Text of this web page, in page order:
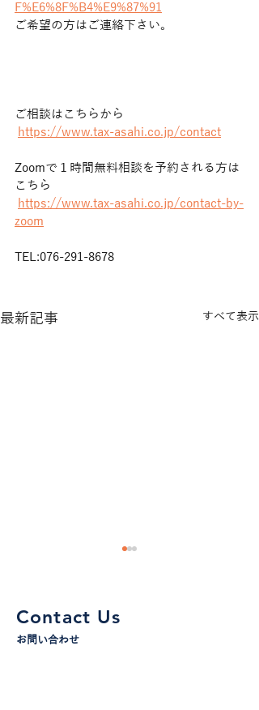
F%E6%8F%B4%E9%87%91
ご希望の方はご連絡下さい。
ご相談はこちらから
https://www.tax-asahi.co.jp/contact
Zoomで１時間無料相談を予約される方は
こちら
https://www.tax-asahi.co.jp/contact-by-
zoom
TEL:076-291-8678
最新記事 すべて表示
Contact Us
お問い合わせ